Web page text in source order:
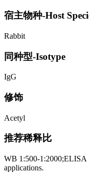
宿主物种-Host
Rabbit
同种型-Isotype
IgG
修饰
Acetyl
推荐稀释比
WB 1:500-1:2000;ELISA
applications.